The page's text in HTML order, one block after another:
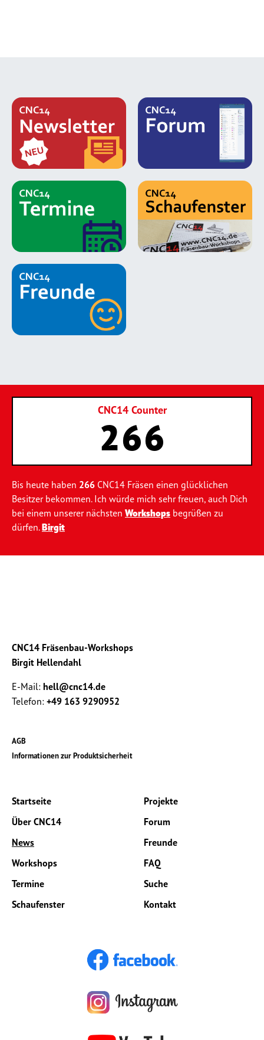
CNC14 Counter
266
Bis heute haben 266 CNC14 Fräsen einen glücklichen
Besitzer bekommen. Ich würde mich sehr freuen, auch Dich
bei einem unserer nächsten Workshops begrüßen zu
dürfen.Birgit
CNC14 Fräsenbau-Workshops
Birgit Hellendahl
E-Mail: hell@cnc14.de
Telefon: +49 163 9290952
AGB
Informationen zur Produktsicherheit
Startseite
Über CNC14
News
Workshops
Termine
Schaufenster
Projekte
Forum
Freunde
FAQ
Suche
Kontakt